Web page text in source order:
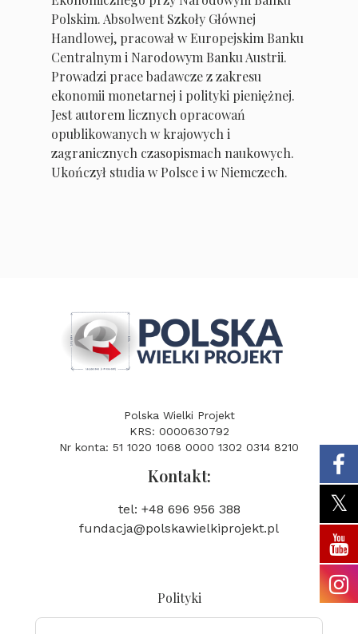
Polskim. Absolwent Szkoły Głównej
Handlowej, pracował w Europejskim Banku
Centralnym i Narodowym Banku Austrii.
Prowadzi prace badawcze z zakresu
ekonomii monetarnej i polityki pieniężnej.
Jest autorem licznych opracowań
opublikowanych w krajowych i
zagranicznych czasopismach naukowych.
Ukończył studia w Polsce i w Niemczech.
Polska Wielki Projekt
KRS: 0000630792
Nr konta: 51 1020 1068 0000 1302 0314 8210
Kontakt:
tel: +48 696 956 388
fundacja@polskawielkiprojekt.pl
Polityki